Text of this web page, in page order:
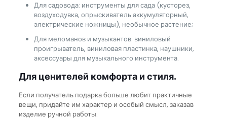
Для садовода: инструменты для сада (кусторез,
воздуходувка, опрыскиватель аккумуляторный,
электрические ножницы), необычное растение;
Для меломанов и музыкантов: виниловый
проигрыватель, виниловая пластинка, наушники,
аксессуары для музыкального инструмента.
Для ценителей комфорта и стиля.
Если получатель подарка больше любит практичные
вещи, придайте им характер и особый смысл, заказав
изделие ручной работы.